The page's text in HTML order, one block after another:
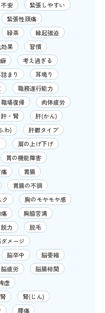
安
緊張しやすい
緊張性頭痛
緑茶
縁起強迫
果
習慣
考え過ぎる
まり
耳鳴り
職務遂行能力
職場復帰
肉体疲労
肝・腎
肝(かん)
わ)
肝鬱タイプ
肩の上げ下げ
胃の機能障害
痛
胃腸
胃腸の不調
胸のモヤモヤ感
胸脇苦満
脱力
脱毛
メージ
脳卒中
脳委縮
脳疲労
脳腸相関
虚
腎
腎(じん)
腰痛